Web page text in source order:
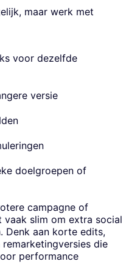
maar werk met
voor dezelfde
versie
doelgroepen of
campagne of
vaak slim om extra social
Denk aan korte edits,
die
performance